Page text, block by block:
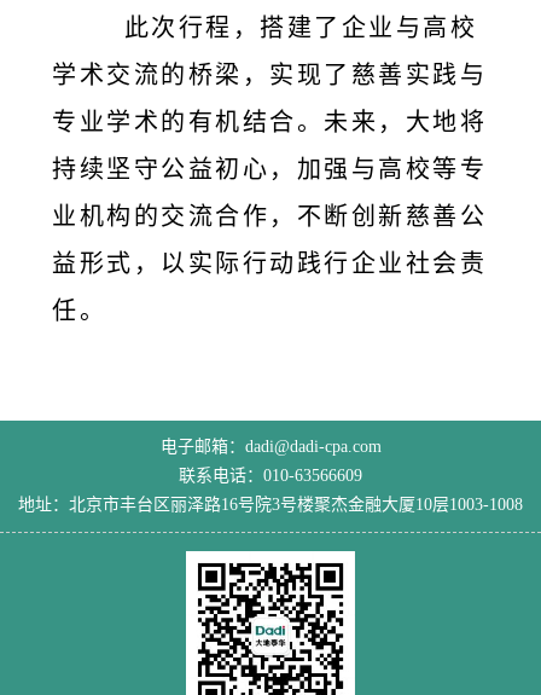
此次行程，搭建了企业与高校
学术交流的桥梁，实现了慈善实践与
专业学术的有机结合。未来，大地将
持续坚守公益初心，加强与高校等专
业机构的交流合作，不断创新慈善公
益形式，以实际行动践行企业社会责
任。
电子邮箱：dadi@dadi-cpa.com
联系电话：010-63566609
地址：北京市丰台区丽泽路16号院3号楼聚杰金融大厦10层1003-1008